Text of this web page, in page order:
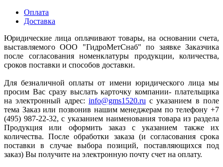
Оплата
Доставка
Юридические лица оплачивают товары, на основании счета,
выставляемого ООО "ГидроМетСнаб" по заявке Заказчика
после согласования номенклатуры продукции, количества,
сроков поставки и способов доставки.
Для безналичной оплаты от имени юридического лица мы
просим Вас сразу выслать карточку компании- плательщика
на электронный адрес: info@gms1520.ru с указанием в поле
тема Заказ или позвонив нашим менеджерам по телефону +7
(495) 987-22-32, с указанием наименования товара из раздела
Продукция или оформить заказ с указанием также их
количества. После обработки заказа (и согласования срока
поставки в случае выбора позиций, поставляющихся под
заказ) Вы получите на электронную почту счет на оплату.